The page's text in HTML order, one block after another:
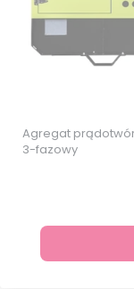
Agregat
3-fazowy